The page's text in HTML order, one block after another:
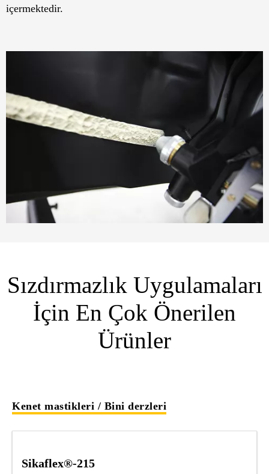
içermektedir.
Sızdırmazlık Uygulamaları
İçin En Çok Önerilen
Ürünler
Kenet mastikleri / Bini derzleri
Sikaflex®-215